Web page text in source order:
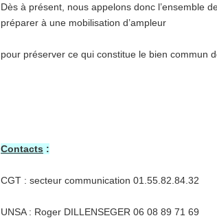
Dès à présent, nous appelons donc l’ensemble
préparer à une mobilisation d’ampleur
pour préserver ce qui constitue le bien commun
Contacts :
CGT : secteur communication 01.55.82.84.32
UNSA : Roger DILLENSEGER 06 08 89 71 69